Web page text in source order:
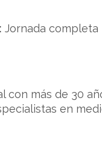
Jornada completa
más de 30
en